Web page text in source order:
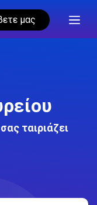
μας
ταιριάζει